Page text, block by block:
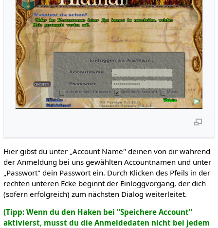
Hier gibst du unter „Account Name" deinen von dir während
der Anmeldung bei uns gewählten Accountnamen und unter
„Passwort" dein Passwort ein. Durch Klicken des Pfeils in der
rechten unteren Ecke beginnt der Einloggvorgang, der dich
(sofern erfolgreich) zum nächsten Dialog weiterleitet.
(Tipp: Wenn du den Haken bei "Speichere Account"
aktivierst, musst du die Anmeldedaten nicht bei jedem